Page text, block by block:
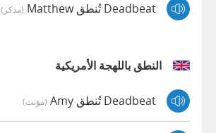
Deadbeat تُنطق Matthew (مذكر)
النطق باللهجة الأمريكية
Deadbeat تُنطق Amy (مؤنث)